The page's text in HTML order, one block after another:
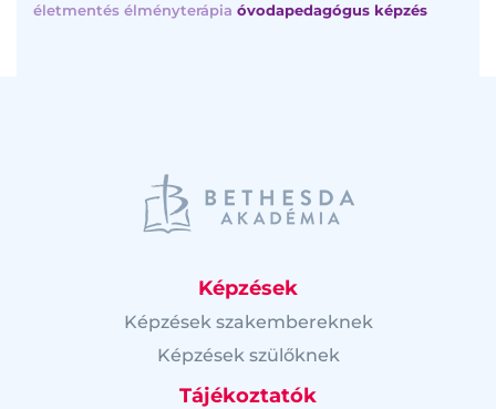
életmentés élményterápia óvodapedagógus képzés
Képzések
Képzések szakembereknek
Képzések szülőknek
Tájékoztatók